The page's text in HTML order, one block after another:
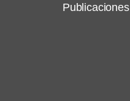
Publicaciones